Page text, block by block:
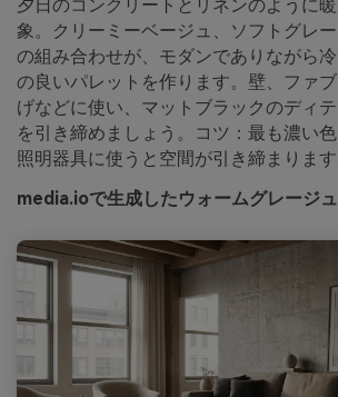
夕日のコンクリートとリネンのように
象。クリーミーベージュ、ソフトグレ
の組み合わせが、モダンでありながら
の良いパレットを作ります。壁、ファ
げなどに使い、マットブラックのディ
を引き締めましょう。コツ：最も濃い色
照明器具に使うと空間が引き締まります
media.ioで生成したウォームグレージ